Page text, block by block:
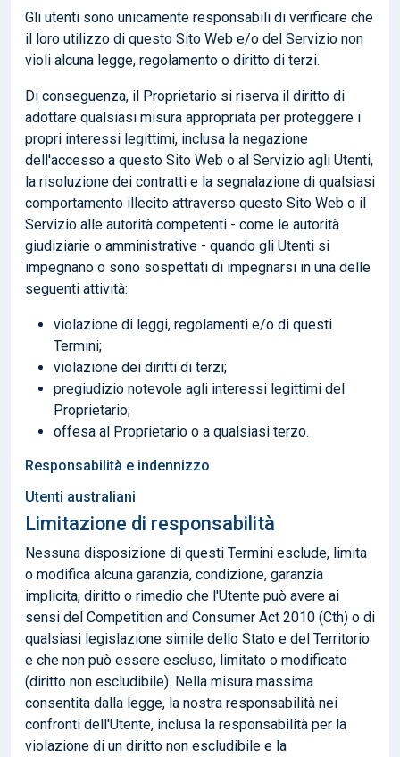
Gli utenti sono unicamente responsabili di verificare che
il loro utilizzo di questo Sito Web e/o del Servizio non
violi alcuna legge, regolamento o diritto di terzi.
Di conseguenza, il Proprietario si riserva il diritto di
adottare qualsiasi misura appropriata per proteggere i
propri interessi legittimi, inclusa la negazione
dell'accesso a questo Sito Web o al Servizio agli Utenti,
la risoluzione dei contratti e la segnalazione di qualsiasi
comportamento illecito attraverso questo Sito Web o il
Servizio alle autorità competenti - come le autorità
giudiziarie o amministrative - quando gli Utenti si
impegnano o sono sospettati di impegnarsi in una delle
seguenti attività:
violazione di leggi, regolamenti e/o di questi
Termini;
violazione dei diritti di terzi;
pregiudizio notevole agli interessi legittimi del
Proprietario;
offesa al Proprietario o a qualsiasi terzo.
Responsabilità e indennizzo
Utenti australiani
Limitazione di responsabilità
Nessuna disposizione di questi Termini esclude, limita
o modifica alcuna garanzia, condizione, garanzia
implicita, diritto o rimedio che l'Utente può avere ai
sensi del Competition and Consumer Act 2010 (Cth) o di
qualsiasi legislazione simile dello Stato e del Territorio
e che non può essere escluso, limitato o modificato
(diritto non escludibile). Nella misura massima
consentita dalla legge, la nostra responsabilità nei
confronti dell'Utente, inclusa la responsabilità per la
violazione di un diritto non escludibile e la